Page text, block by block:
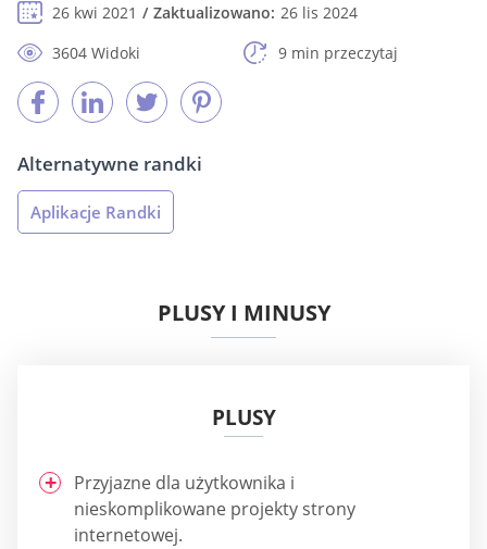
26 kwi 2021
Zaktualizowano: 26 lis 2024
3604 Widoki
9 min przeczytaj
Alternatywne randki
Aplikacje Randki
PLUSY I MINUSY
PLUSY
Przyjazne dla użytkownika i
nieskomplikowane projekty strony
internetowej.